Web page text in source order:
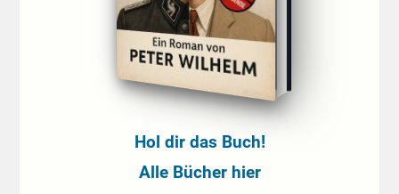
Hol dir das Buch!
Alle Bücher hier